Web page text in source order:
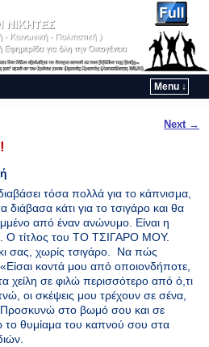
Menu ↓
Next →
τόσα πολλά για το κάπνισμα,
κάτι για το τσιγάρο και θα
από έναν ανώνυμο. Είναι η
Ο τίτλος του ΤΟ ΤΣΙΓΑΡΟ ΜΟΥ.
σας, χωρίς τσιγάρο. Να πώς
κοντά μου από οποιονδήποτε,
χείλη σε φιλώ περισσότερο από ό,τι
οι σκέψεις μου τρέχουν σε σένα,
Προσκυνώ στο βωμό σου και σε
το θυμίαμα του καπνού σου στα